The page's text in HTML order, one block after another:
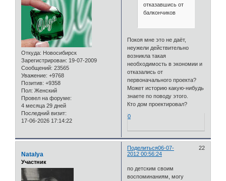
Откуда: Новосибирск
Зарегистрирован: 19-07-2009
Сообщений: 23565
Уважение: +9768
Позитив: +9358
Пол: Женский
Провел на форуме:
4 месяца 29 дней
Последний визит:
17-06-2026 17:14:22
отказавшись от
балкончиков
Покоя мне это не даёт,
неужели действительно
возникла такая
необходимость в экономии и
отказались от
первоначального проекта?
Может историю какую-нибудь
знаете по поводу этого.
Кто дом проектировал?
0
Поделиться 22
06-07-
2012 00:56:24
Natalya
Участник
по детским своим
воспоминаниям, могу